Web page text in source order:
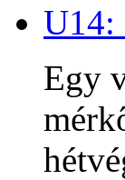
U14:
Egy